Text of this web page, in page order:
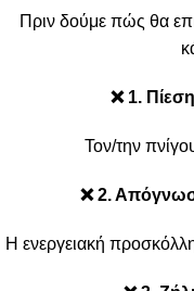
Πριν δούμε πώς θα
❌ 1.
Τον/την
❌ 2.
Η ενεργειακή